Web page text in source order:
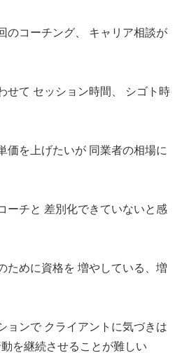
のコーチング、 キャリア相談が
て セッション時間、 シゴト時
を上げたいが 同業者の相場に
ーチと 差別化できていないと感
めに資格を 増やしている、増
ンで クライアントに気づきは
を継続させることが難しい